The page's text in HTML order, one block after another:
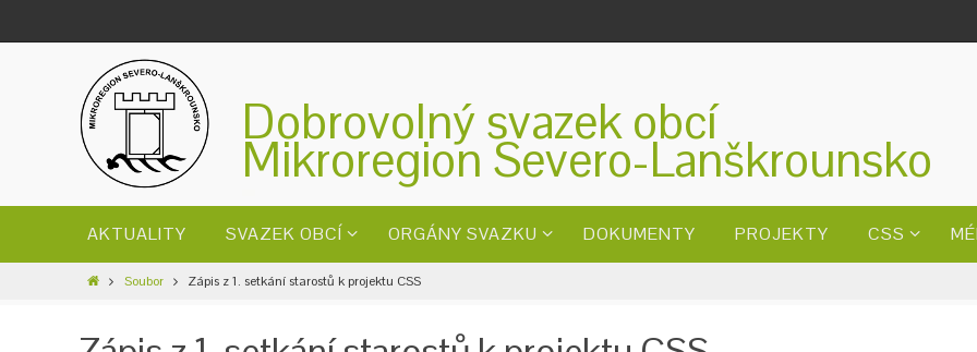
Dobrovolný svazek obcí
Mikroregion Severo-Lanškrounsko
AKTUALITY SVAZEK OBCÍ ORGÁNY SVAZKU DOKUMENTY PROJEKTY CSS
Soubor Zápis z 1. setkání starostů k projektu CSS